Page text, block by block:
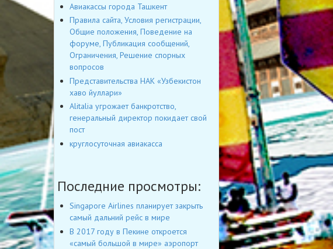
Авиакассы города Ташкент
Правила сайта, Условия регистрации,
Общие положения, Поведение на
форуме, Публикация сообщений,
Ограничения, Решение спорных
вопросов
Представительства НАК «Узбекистон
хаво йуллари»
Alitalia угрожает банкротство,
генеральный директор покидает свой
пост
круглосуточная авиакасса
Последние просмотры:
Singapore Airlines планирует закрыть
самый дальний рейс в мире
В 2017 году в Пекине откроется
«самый большой в мире» аэропорт